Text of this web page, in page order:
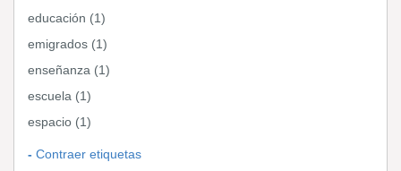
educación (1)
emigrados (1)
enseñanza (1)
escuela (1)
espacio (1)
Contraer etiquetas